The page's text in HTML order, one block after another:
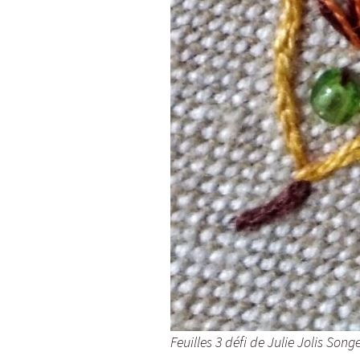
Feuilles 3 défi de Julie Jolis